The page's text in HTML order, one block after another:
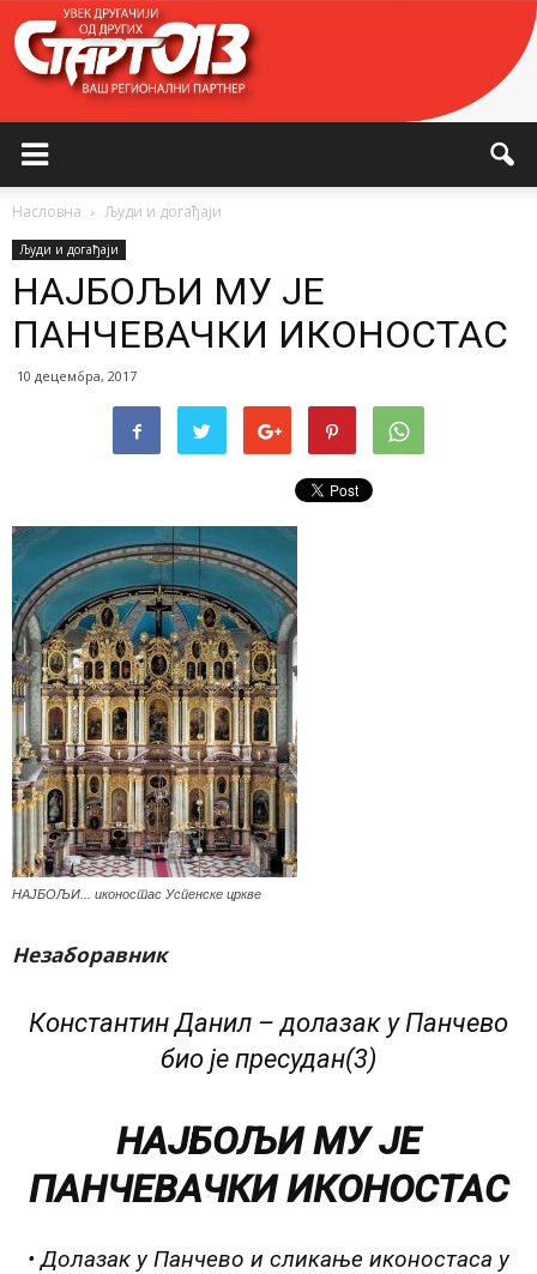
Насловна Људи и догађаји
Људи и догађаји
НАЈБОЉИ МУ ЈЕ
ПАНЧЕВАЧКИ ИКОНОСТАС
10 децембра, 2017
НАЈБОЉИ... иконостас Успенске цркве
Незаборавник
Константин Данил – долазак у Панчево
био је пресудан(3)
НАЈБОЉИ МУ ЈЕ
ПАНЧЕВАЧКИ ИКОНОСТАС
• Долазак у Панчево и сликање иконостаса у